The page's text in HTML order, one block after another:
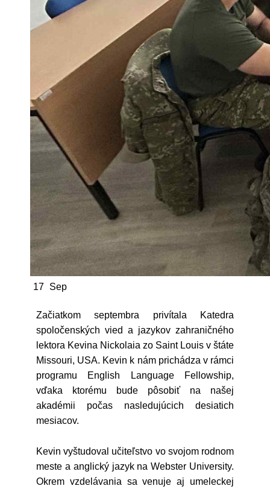
17 Sep
Začiatkom septembra privítala Katedra
spoločenských vied a jazykov zahraničného
lektora Kevina Nickolaia zo Saint Louis v štáte
Missouri, USA. Kevin k nám prichádza v rámci
programu English Language Fellowship,
vďaka ktorému bude pôsobiť na našej
akadémii počas nasledujúcich desiatich
mesiacov.
Kevin vyštudoval učiteľstvo vo svojom rodnom
meste a anglický jazyk na Webster University.
Okrem vzdelávania sa venuje aj umeleckej